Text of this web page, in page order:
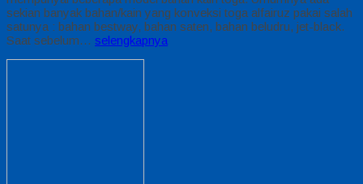
sekian banyak bahan/kain yang konveksi toga alfairuz pakai salah
satunya : bahan bestway, bahan saten, bahan beludru, jet-black.
Saat sebelum… selengkapnya